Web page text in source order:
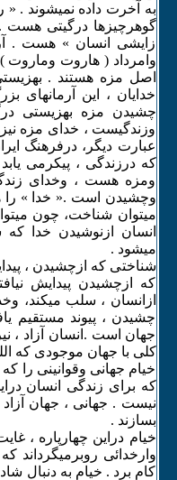
به آخرت داده نمیشوند .
گوهرچیزها درگیتی هست
زایشی انسان » هست .
وامرداد ( هاروت وماروت )
اصل مزه هستند .
خدایان ، این
چشیدن مزه بهزیستی
وزندگیست ، خدای مزه
عبارت دیگر، درفرهنگ
که درزندگی ، پیکرمی
ومزه هست ، وخدای
وچشیدن است .« خدا » را
میتوان شناخت، چون
انسان ازنوشیدن خدا
میشود .
شناختی که ازچشیدن ،
که ازچشیدن پیدایش
ازانسان ، سلب میکند،
چشیدن ، پیوند مستقیم
جهان است .انسان آزاد ،
کلی با جهان موجودی که
خیام جهانی وقوانینی را
که برای زندگی انسان
نیست . جهانی ، جهان آزاد
بسازند .
خیام دراین چهارپاره ،
وارخدائی روبرمیگرداند
کام برد . خیام به دنبال